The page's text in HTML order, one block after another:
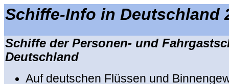
Schiffe-Info in Deutschland
Schiffe der Personen- und
Deutschland
Auf deutschen Flüssen und